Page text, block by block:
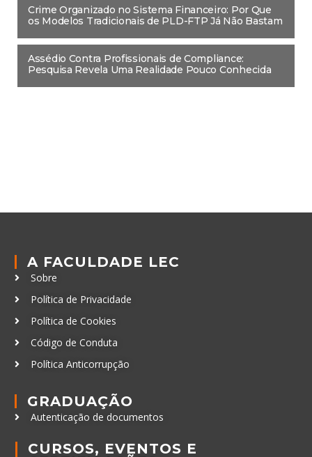
Crime Organizado no Sistema Financeiro: Por Que
os Modelos Tradicionais de PLD-FTP Já Não Bastam
Assédio Contra Profissionais de Compliance:
Pesquisa Revela Uma Realidade Pouco Conhecida
A FACULDADE LEC
Sobre
Política de Privacidade
Política de Cookies
Código de Conduta
Política Anticorrupção
GRADUAÇÃO
Autenticação de documentos
CURSOS, EVENTOS E